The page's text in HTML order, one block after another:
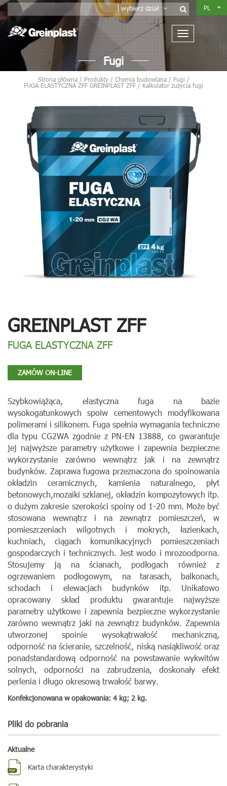
wybierz dział PL
Fugi
Strona główna/ Produkty/ Chemia budowlana/ Fugi /
FUGA ELASTYCZNA ZFF GREINPLAST ZFF / Kalkulator zużycia fugi
GREINPLAST ZFF
FUGA ELASTYCZNA ZFF
ZAMÓW ON-LINE
Szybkowiążąca, elastyczna fuga na bazie
wysokogatunkowych spoiw cementowych modyfikowana
polimerami i silikonem. Fuga spełnia wymagania techniczne
dla typu CG2WA zgodnie z PN-EN 13888, co gwarantuje
jej najwyższe parametry użytkowe i zapewnia bezpieczne
wykorzystanie zarówno wewnątrz jak i na zewnątrz
budynków. Zaprawafugowa przeznaczonadospoinowania
okładzinceramicznych, kamienia naturalnego, płyt
betonowych,mozaiki szklanej, okładzin kompozytowych itp.
odużymzakresie szerokości spoinyod 1-20 mm. Może być
stosowana wewnątrz i nazewnątrz pomieszczeń,w
pomieszczeniach wilgotnych i mokrych, łazienkach,
kuchniach, ciągach komunikacyjnych pomieszczeniach
gospodarczych i technicznych. Jestwodo i mrozoodporna.
Stosujemyją naścianach, podłogach równieżz
ogrzewaniem podłogowym, na tarasach, balkonach,
schodach i elewacjach budynków itp. Unikatowo
opracowany skład produktu gwarantuje najwyższe
parametry użytkowe izapewnia bezpieczne wykorzystanie
zarówno wewnątrz jaki na zewnątrz budynków. Zapewnia
utworzonejspoinie wysokątrwałość mechaniczną,
odporność naścieranie,szczelność, niskąnasiąkliwość oraz
ponadstandardową odporność na powstawanie wykwitów
solnych,odporności na zabrudzenia, doskonałyefekt
perlenia i długo okresową trwałość barwy.
Konfekcjonowana w opakowania: 4 kg; 2 kg.
Pliki do pobrania
Aktualne
Karta charakterystyki